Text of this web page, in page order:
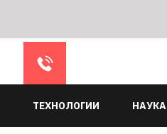
ТЕХНОЛОГИИ НАУКА